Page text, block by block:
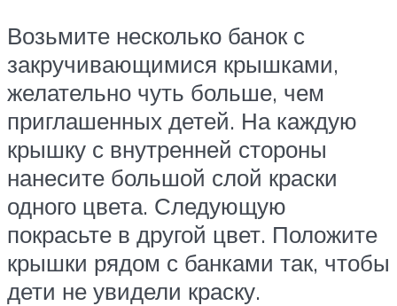
Возьмите несколько банок с
закручивающимися крышками,
желательно чуть больше, чем
приглашенных детей. На каждую
крышку с внутренней стороны
нанесите большой слой краски
одного цвета. Следующую
покрасьте в другой цвет. Положите
крышки рядом с банками так, чтобы
дети не увидели краску.